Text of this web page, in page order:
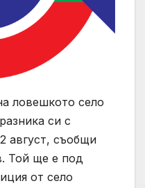
ловешкото село
си с
август, съобщи
Той ще е под
от село